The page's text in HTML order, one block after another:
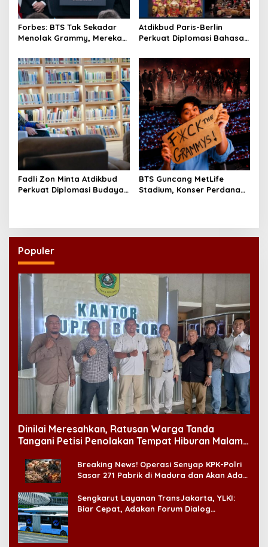
Forbes: BTS Tak Sekadar
Menolak Grammy, Mereka
‘Diskriminatif’
Atdikbud Paris-Berlin
Perkuat Diplomasi Bahasa
Fadli Zon Minta Atdikbud
Perkuat Diplomasi Budaya
BTS Guncang MetLife
Stadium, Konser Perdana
Populer
Dinilai Meresahkan, Ratusan Warga Tanda
Tangani Petisi Penolakan Tempat Hiburan Malam
Breaking News! Operasi Senyap KPK-Polri
Sasar 271 Pabrik di Madura dan Akan Ada
Sengkarut Layanan TransJakarta, YLKI:
Biar Cepat, Adakan Forum Dialog